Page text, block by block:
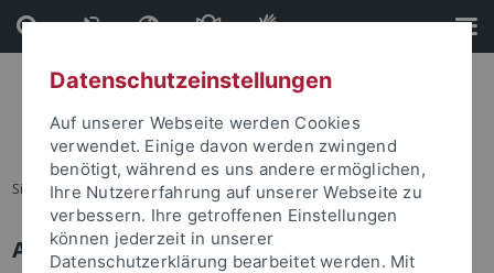
Direkt
zum
Inhalt
Direkt
zur
Fußleiste
Sie sind hier: Startseite
Anmelden
Datenschutzeinstellungen
Auf unserer Webseite werden Cookies
verwendet. Einige davon werden zwingend
benötigt, während es uns andere ermöglichen,
Ihre Nutzererfahrung auf unserer Webseite zu
verbessern. Ihre getroffenen Einstellungen
können jederzeit in unserer
Datenschutzerklärung bearbeitet werden. Mit